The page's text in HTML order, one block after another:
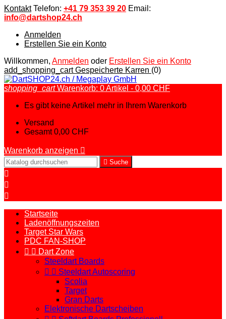
Kontakt Telefon: +41 79 353 39 20 Email:
info@dartshop24.ch
Anmelden
Erstellen Sie ein Konto
Willkommen, Anmelden oder Erstellen Sie ein Konto
add_shopping_cartGespeicherte Karren (0)
shopping_cart Warenkorb: 0Artikel - 0,00 CHF
Es gibt keine Artikel mehr in Ihrem Warenkorb
Versand
Gesamt 0,00 CHF
Warenkorb anzeigen 
 Suche



Startseite
Ladenöffnungszeiten
Target Star Wars
PDC FAN-SHOP
  Dart Zone
Steeldart Boards
  Steeldart Autoscoring
Scolia
Target
Gran Darts
Elektronische Dartscheiben